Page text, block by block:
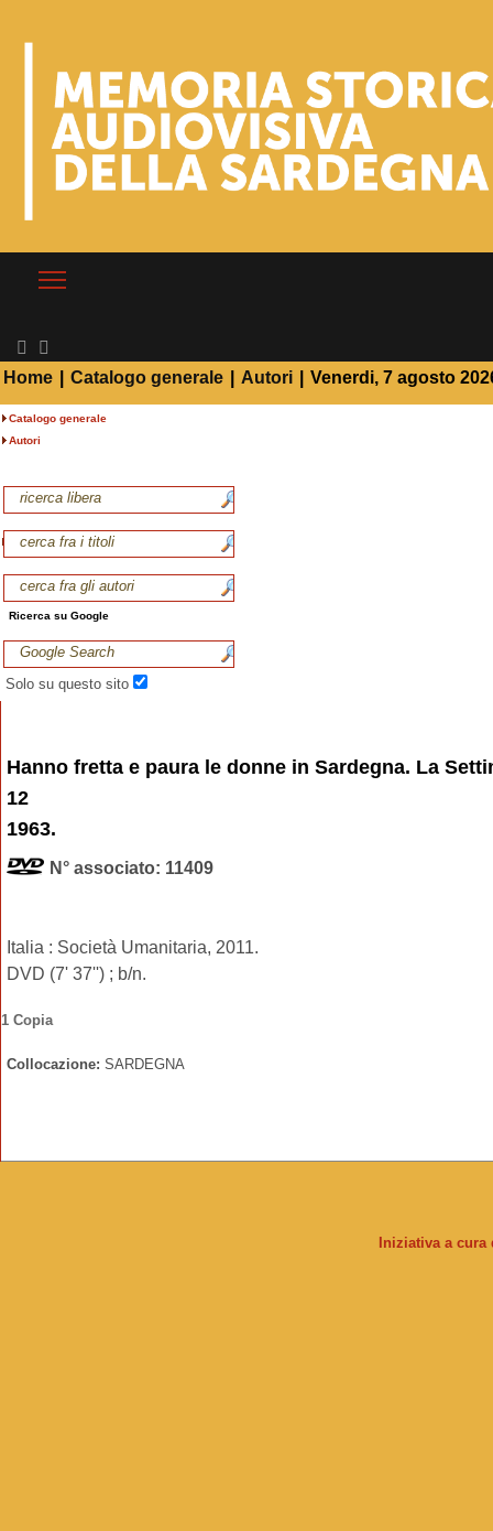
Home Catalogo generale Autori Venerdi, 7 agosto
Catalogo generale
Autori
Ricerca su Google
Solo su questo sito
Hanno fretta e paura le donne in Sardegna. La
12
1963.
N° associato: 11409
Italia : Società Umanitaria, 2011.
DVD (7' 37'') ; b/n.
1 Copia
Collocazione: SARDEGNA
Iniziativa a cura